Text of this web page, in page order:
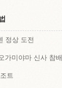
정상 도전
가미야마 신사 참배
트